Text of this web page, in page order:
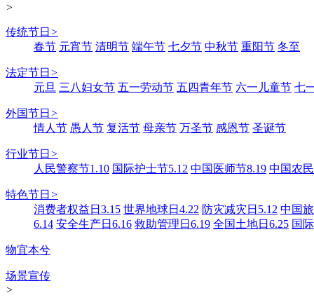
>
传统节日 >
春节 元宵节 清明节 端午节 七夕节 中秋节 重阳节 冬至
法定节日 >
元旦 三八妇女节 五一劳动节 五四青年节 六一儿童节 七
外国节日 >
情人节 愚人节 复活节 母亲节 万圣节 感恩节 圣诞节
行业节日 >
人民警察节1.10 国际护士节5.12 中国医师节8.19 中国农
特色节日 >
消费者权益日3.15 世界地球日4.22 防灾减灾日5.12 中国
6.14 安全生产日6.16 救助管理日6.19 全国土地日6.25 国
物宜本兮
场景宣传
>